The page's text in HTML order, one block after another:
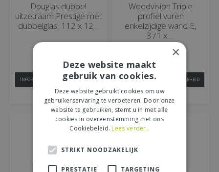
Douglas dubbel
uitzetraam Prestige met
dubbelglas, 112 x 12…
709,
MEER INFORMATIE
INFORMEER NAAR BESCHIKBAARHEID
Woodvision Triple
profiel vuren
enkelzijdige wand E,
371 x …
€ 665 00
MEER INFORMATIE
INFORMEER NAAR BESCHIKBAARHEID
×
Deze website maakt
gebruik van cookies.
Deze website gebruikt cookies om uw
gebruikerservaring te verbeteren. Door onze
website te gebruiken, stemt u in met alle
cookies in overeenstemming met ons
Cookiebeleid. Lees verder..
STRIKT NOODZAKELIJK
PRESTATIE TARGETING